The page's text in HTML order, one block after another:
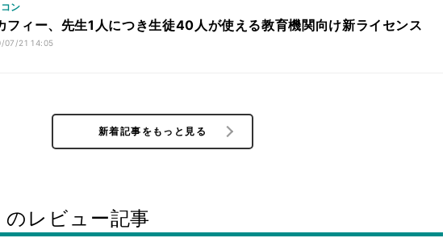
ン
フィー、先生1人につき生徒40人が使える教育機関向け新ライセンス
07/21 14:05
新着記事をもっと見る
のレビュー記事